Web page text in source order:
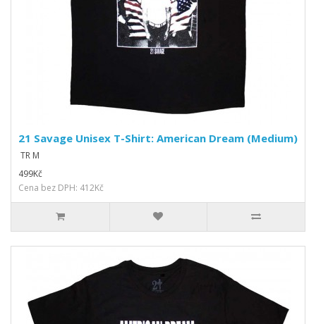
21 Savage Unisex T-Shirt: American Dream (Medium)
TR M
499Kč
Cena bez DPH: 412Kč